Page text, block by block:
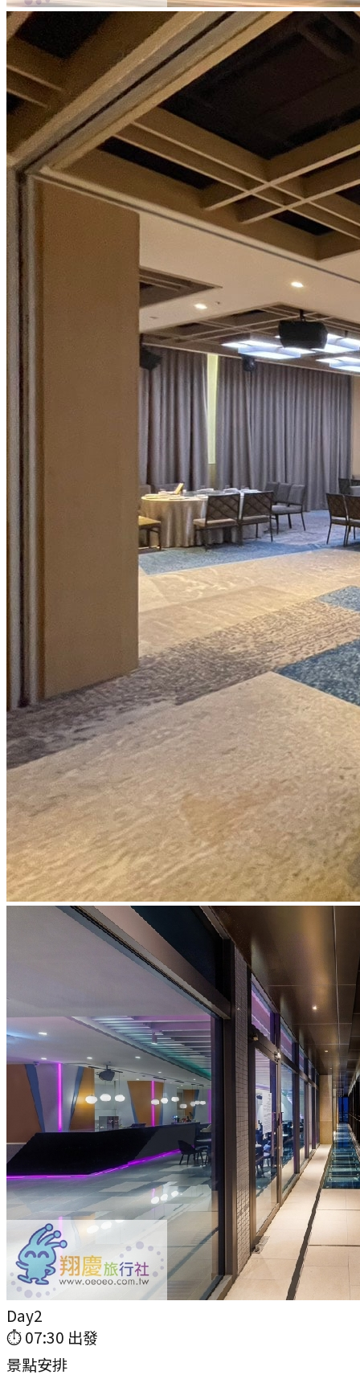
Day2
⏱07:30 出發
景點安排